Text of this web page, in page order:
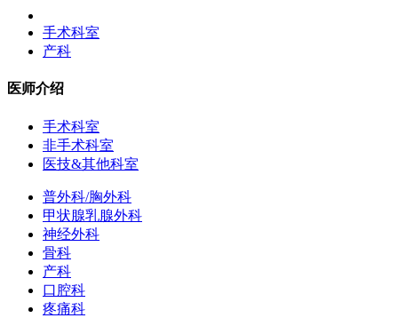
手术科室
产科
医师介绍
手术科室
非手术科室
医技&其他科室
普外科/胸外科
甲状腺乳腺外科
神经外科
骨科
产科
口腔科
疼痛科